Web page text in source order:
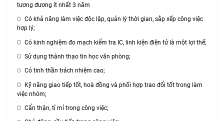
tương đương ít nhất 3 năm
Có khả năng làm việc độc lập, quản lý thời gian, sắp xếp công việc
hợp lý;
Có kinh nghiệm đo mạch kiểm tra IC, linh kiện điện tử là một lợi thế;
Sử dụng thành thạo tin học văn phòng;
Có tinh thần trách nhiệm cao;
Kỹ năng giao tiếp tốt, hoà đồng và phối hợp trao đổi tốt trong làm
việc nhóm;
Cẩn thận, tỉ mỉ trong công việc;